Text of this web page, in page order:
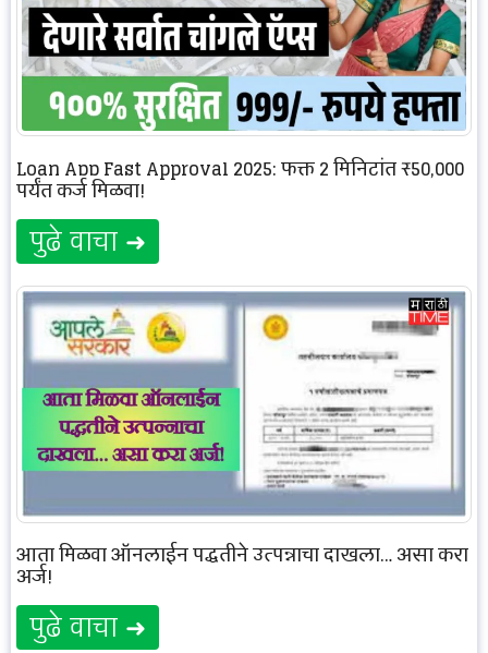
Loan App Fast Approval 2025: फक्त 2 मिनिटांत ₹50,000
पर्यंत कर्ज मिळवा!
पुढे वाचा ➜
आता मिळवा ऑनलाईन पद्धतीने उत्पन्नाचा दाखला… असा करा
अर्ज!
पुढे वाचा ➜